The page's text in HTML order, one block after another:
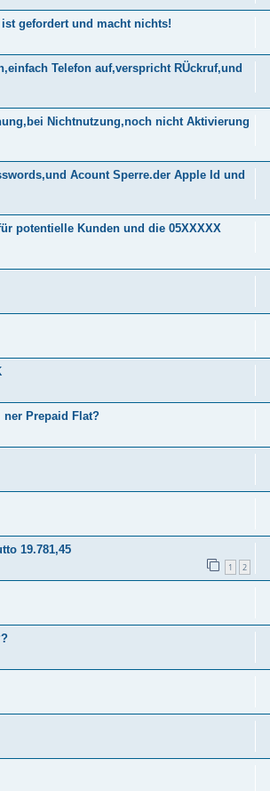
gefordert und macht nichts!
Telefon auf,verspricht RÜckruf,und
Nichtnutzung,noch nicht Aktivierung
Acount Sperre.der Apple Id und
potentielle Kunden und die 05XXXXX
ner Prepaid Flat?
19.781,45
1 2